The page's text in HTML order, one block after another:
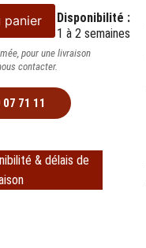
panier
Disponibilité :
1 à 2 semaines
pour une livraison
contacter.
07 71 11
& délais de